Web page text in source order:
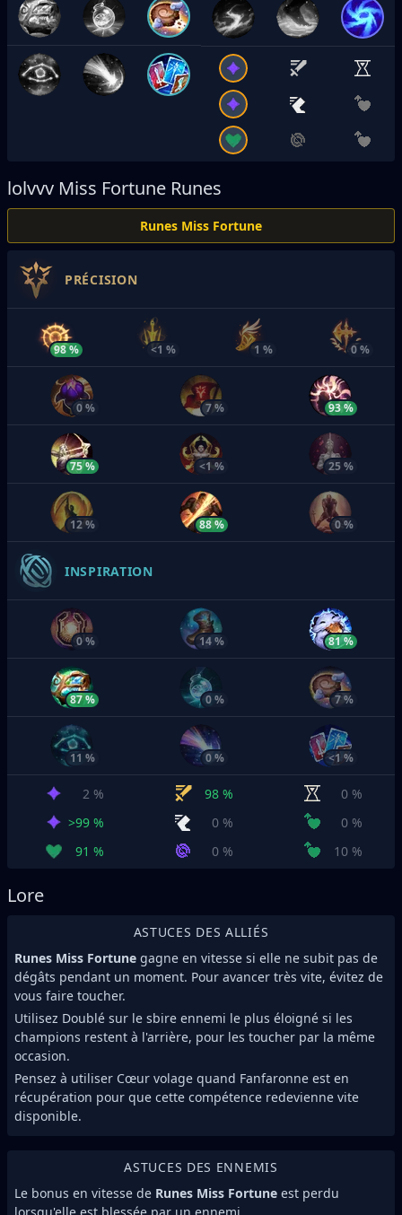
lolvvv Miss Fortune Runes
Runes Miss Fortune
PRÉCISION
98 % <1 % 1 % 0 %
0 % 7 % 93 %
75 % <1 % 25 %
12 % 88 % 0 %
INSPIRATION
0 % 14 % 81 %
87 % 0 % 7 %
11 % 0 % <1 %
2 % 98 %
0 %
>99 %
0 %
0 %
91 %
0 % 10 %
Lore
ASTUCES DES ALLIÉS
Runes Miss Fortune gagne en vitesse si elle ne subit pas de
dégâts pendant un moment. Pour avancer très vite, évitez de
vous faire toucher.
Utilisez Doublé sur le sbire ennemi le plus éloigné si les
champions restent à l'arrière, pour les toucher par la même
occasion.
Pensez à utiliser Cœur volage quand Fanfaronne est en
récupération pour que cette compétence redevienne vite
disponible.
ASTUCES DES ENNEMIS
Le bonus en vitesse de Runes Miss Fortune est perdu